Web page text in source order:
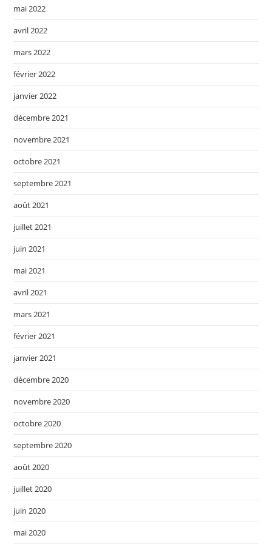
mai 2022
avril 2022
mars 2022
février 2022
janvier 2022
décembre 2021
novembre 2021
octobre 2021
septembre 2021
août 2021
juillet 2021
juin 2021
mai 2021
avril 2021
mars 2021
février 2021
janvier 2021
décembre 2020
novembre 2020
octobre 2020
septembre 2020
août 2020
juillet 2020
juin 2020
mai 2020